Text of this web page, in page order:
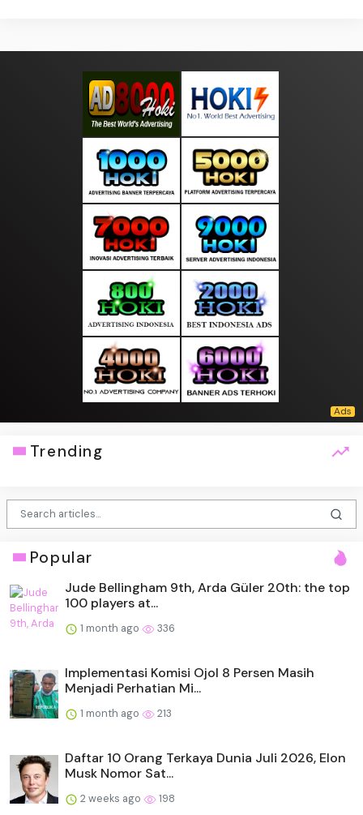
Trending
Popular
Jude Bellingham 9th, Arda Güler 20th: the top
100 players at...
1 month ago 336
Implementasi Komisi Ojol 8 Persen Masih
Menjadi Perhatian Mi...
1 month ago 213
Daftar 10 Orang Terkaya Dunia Juli 2026, Elon
Musk Nomor Sat...
2 weeks ago 198